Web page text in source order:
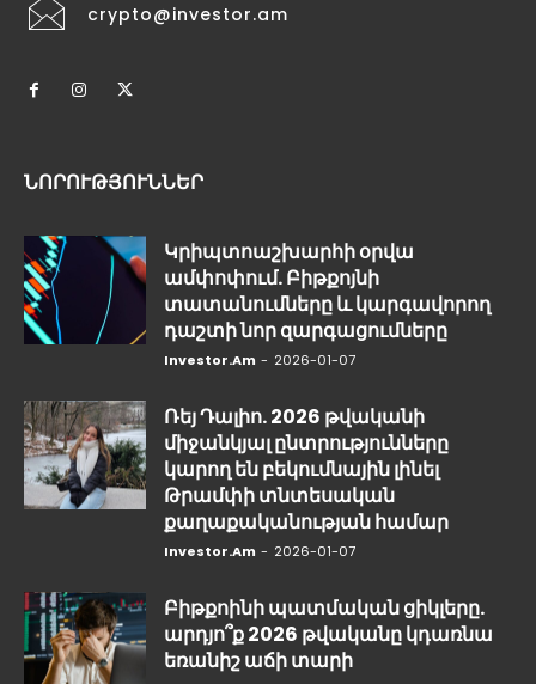
crypto@investor.am
ՆՈՐՈՒԹՅՈՒՆՆԵՐ
Կրիպտոաշխարհի օրվա
ամփոփում. Բիթքոյնի
տատանումները և կարգավորող
դաշտի նոր զարգացումները
Investor.am - 2026-01-07
Ռեյ Դալիո. 2026 թվականի
միջանկյալ ընտրությունները
կարող են բեկումնային լինել
Թրամփի տնտեսական
քաղաքականության համար
Investor.am - 2026-01-07
Բիթքոինի պատմական ցիկլերը.
արդյո՞ք 2026 թվականը կդառնա
եռանիշ աճի տարի